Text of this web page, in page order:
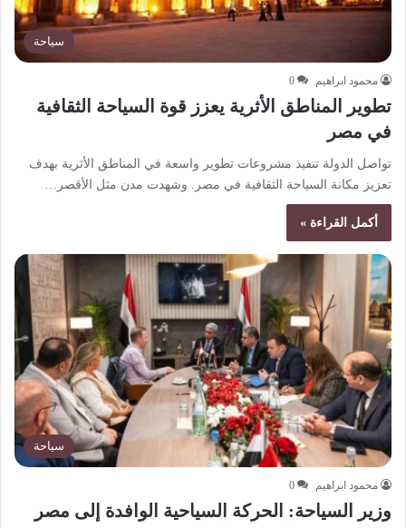
سياحة
محمود ابراهيم 0
تطوير المناطق الأثرية يعزز قوة السياحة الثقافية
في مصر
تواصل الدولة تنفيذ مشروعات تطوير واسعة في المناطق الأثرية بهدف
تعزيز مكانة السياحة الثقافية في مصر. وشهدت مدن مثل الأقصر…
أكمل القراءة »
سياحة
محمود ابراهيم 0
وزير السياحة: الحركة السياحية الوافدة إلى مصر